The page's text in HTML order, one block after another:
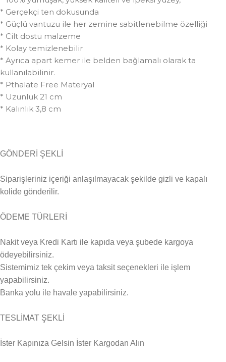
* Gerçekçi ten dokusunda
* Güçlü vantuzu ile her zemine sabitlenebilme özelliği
* Cilt dostu malzeme
* Kolay temizlenebilir
* Ayrıca apart kemer ile belden bağlamalı olarak ta
kullanılabilinir.
* Pthalate Free Materyal
* Uzunluk 21 cm
* Kalınlık 3,8 cm
GÖNDERİ ŞEKLİ
Siparişleriniz içeriği anlaşılmayacak şekilde gizli ve kapalı
kolide gönderilir.
ÖDEME TÜRLERİ
Nakit veya Kredi Kartı ile kapıda veya şubede kargoya
ödeyebilirsiniz.
Sistemimiz tek çekim veya taksit seçenekleri ile işlem
yapabilirsiniz.
Banka yolu ile havale yapabilirsiniz.
TESLİMAT ŞEKLİ
İster Kapınıza Gelsin İster Kargodan Alın